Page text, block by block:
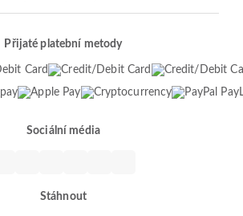
Přijaté platební metody
Sociální média
Stáhnout